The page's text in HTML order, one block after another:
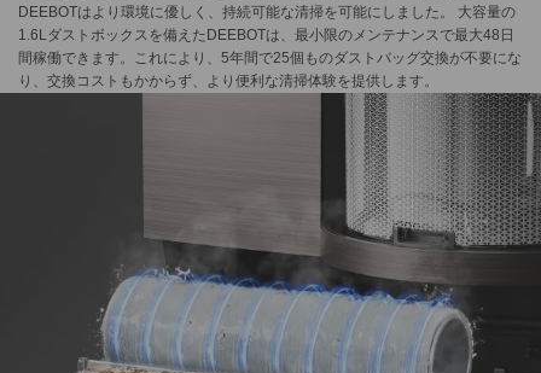
DEEBOTはより環境に優しく、持続可能な清掃を可能にしました。 大容量の
1.6Lダストボックスを備えたDEEBOTは、最小限のメンテナンスで最大48日
間稼働できます。これにより、5年間で25個ものダストバッグ交換が不要にな
り、交換コストもかからず、より便利な清掃体験を提供します。